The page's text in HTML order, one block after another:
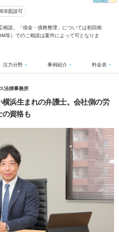
面談可
相談。「借金・債務整理」については初回相
等）でのご相談は案件によって可となりま
注力分野 事例紹介 料金表
法律事務所
浜生まれの弁護士。会社側の労
の資格も